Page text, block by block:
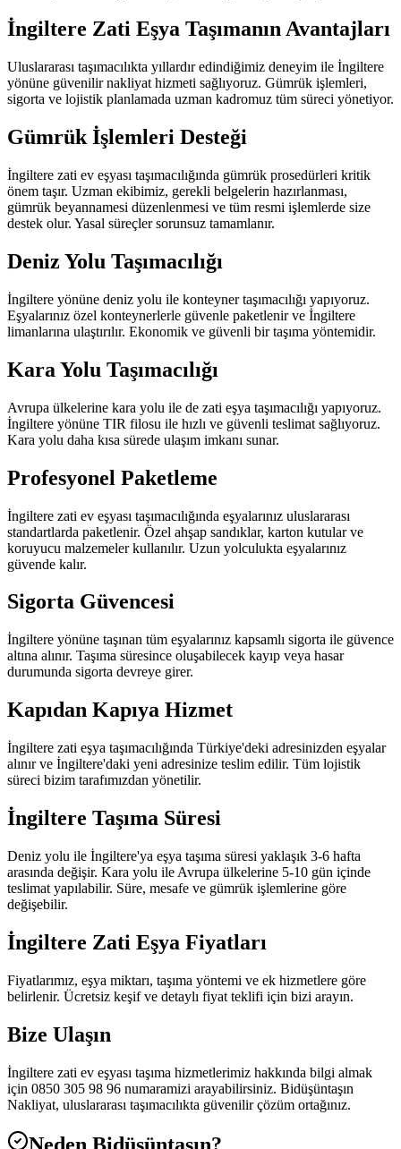
İngiltere Zati Eşya Taşımanın Avantajları
Uluslararası taşımacılıkta yıllardır edindiğimiz deneyim ile İngiltere
yönüne güvenilir nakliyat hizmeti sağlıyoruz. Gümrük işlemleri,
sigorta ve lojistik planlamada uzman kadromuz tüm süreci yönetiyor.
Gümrük İşlemleri Desteği
İngiltere zati ev eşyası taşımacılığında gümrük prosedürleri kritik
önem taşır. Uzman ekibimiz, gerekli belgelerin hazırlanması,
gümrük beyannamesi düzenlenmesi ve tüm resmi işlemlerde size
destek olur. Yasal süreçler sorunsuz tamamlanır.
Deniz Yolu Taşımacılığı
İngiltere yönüne deniz yolu ile konteyner taşımacılığı yapıyoruz.
Eşyalarınız özel konteynerlerle güvenle paketlenir ve İngiltere
limanlarına ulaştırılır. Ekonomik ve güvenli bir taşıma yöntemidir.
Kara Yolu Taşımacılığı
Avrupa ülkelerine kara yolu ile de zati eşya taşımacılığı yapıyoruz.
İngiltere yönüne TIR filosu ile hızlı ve güvenli teslimat sağlıyoruz.
Kara yolu daha kısa sürede ulaşım imkanı sunar.
Profesyonel Paketleme
İngiltere zati ev eşyası taşımacılığında eşyalarınız uluslararası
standartlarda paketlenir. Özel ahşap sandıklar, karton kutular ve
koruyucu malzemeler kullanılır. Uzun yolculukta eşyalarınız
güvende kalır.
Sigorta Güvencesi
İngiltere yönüne taşınan tüm eşyalarınız kapsamlı sigorta ile güvence
altına alınır. Taşıma süresince oluşabilecek kayıp veya hasar
durumunda sigorta devreye girer.
Kapıdan Kapıya Hizmet
İngiltere zati eşya taşımacılığında Türkiye'deki adresinizden eşyalar
alınır ve İngiltere'daki yeni adresinize teslim edilir. Tüm lojistik
süreci bizim tarafımızdan yönetilir.
İngiltere Taşıma Süresi
Deniz yolu ile İngiltere'ya eşya taşıma süresi yaklaşık 3-6 hafta
arasında değişir. Kara yolu ile Avrupa ülkelerine 5-10 gün içinde
teslimat yapılabilir. Süre, mesafe ve gümrük işlemlerine göre
değişebilir.
İngiltere Zati Eşya Fiyatları
Fiyatlarımız, eşya miktarı, taşıma yöntemi ve ek hizmetlere göre
belirlenir. Ücretsiz keşif ve detaylı fiyat teklifi için bizi arayın.
Bize Ulaşın
İngiltere zati ev eşyası taşıma hizmetlerimiz hakkında bilgi almak
için 0850 305 98 96 numaramizi arayabilirsiniz. Bidüşüntaşın
Nakliyat, uluslararası taşımacılıkta güvenilir çözüm ortağınız.